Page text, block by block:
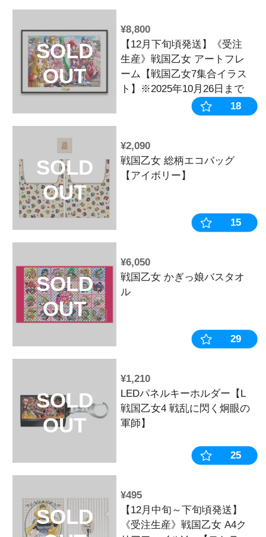
SOLD
OUT
SOLD
OUT
¥990
【12月中旬～
ナメント風
ホルダー【ヨ
SOLD
OUT
【12月下旬
ト】※2025年
SOLD
戦国乙女 総
【アイボリー